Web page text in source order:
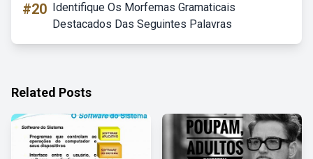
#20 Identifique Os Morfemas Gramaticais
Destacados Das Seguintes Palavras
Related Posts